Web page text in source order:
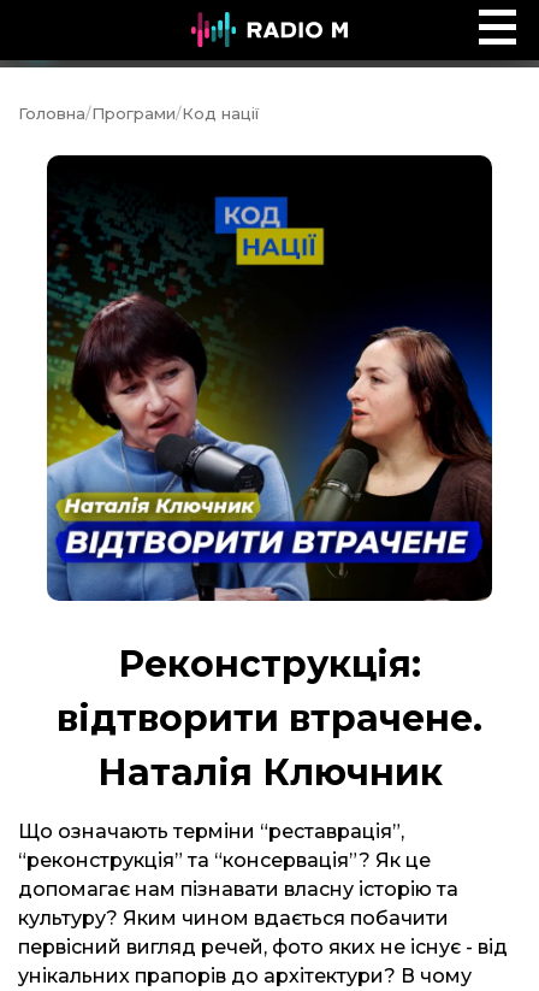
Біблійний погляд
Головна/Програми/Код нації
Реконструкція:
відтворити втрачене.
Наталія Ключник
Що означають терміни “реставрація”,
“реконструкція” та “консервація”? Як це
допомагає нам пізнавати власну історію та
культуру? Яким чином вдається побачити
первісний вигляд речей, фото яких не існує - від
унікальних прапорів до архітектури? В чому